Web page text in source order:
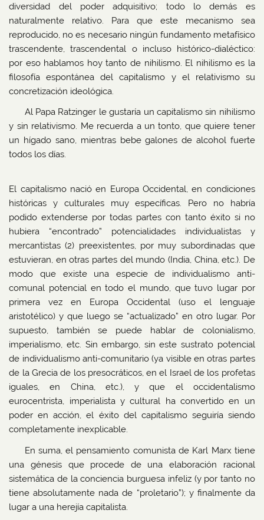
diversidad del poder adquisitivo; todo lo demás es
naturalmente relativo. Para que este mecanismo sea
reproducido, no es necesario ningún fundamento metafísico
trascendente, trascendental o incluso histórico-dialéctico:
por eso hablamos hoy tanto de nihilismo. El nihilismo es la
filosofía espontánea del capitalismo y el relativismo su
concretización ideológica.
Al Papa Ratzinger le gustaría un capitalismo sin nihilismo
y sin relativismo. Me recuerda a un tonto, que quiere tener
un hígado sano, mientras bebe galones de alcohol fuerte
todos los días.
El capitalismo nació en Europa Occidental, en condiciones
históricas y culturales muy específicas. Pero no habría
podido extenderse por todas partes con tanto éxito si no
hubiera “encontrado” potencialidades individualistas y
mercantistas (2) preexistentes, por muy subordinadas que
estuvieran, en otras partes del mundo (India, China, etc.). De
modo que existe una especie de individualismo anti-
comunal potencial en todo el mundo, que tuvo lugar por
primera vez en Europa Occidental (uso el lenguaje
aristotélico) y que luego se “actualizado” en otro lugar. Por
supuesto, también se puede hablar de colonialismo,
imperialismo, etc. Sin embargo, sin este sustrato potencial
de individualismo anti-comunitario (ya visible en otras partes
de la Grecia de los presocráticos, en el Israel de los profetas
iguales, en China, etc.), y que el occidentalismo
eurocentrista, imperialista y cultural ha convertido en un
poder en acción, el éxito del capitalismo seguiría siendo
completamente inexplicable.
En suma, el pensamiento comunista de Karl Marx tiene
una génesis que procede de una elaboración racional
sistemática de la conciencia burguesa infeliz (y por tanto no
tiene absolutamente nada de “proletario”); y finalmente da
lugar a una herejía capitalista.